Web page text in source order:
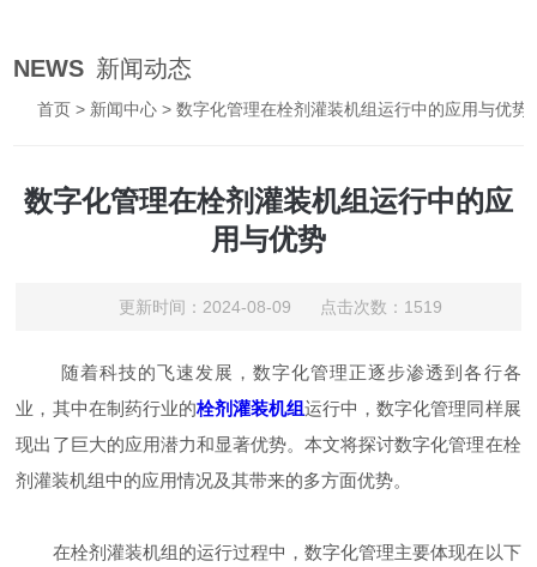
NEWS 新闻动态
首页 > 新闻中心 > 数字化管理在栓剂灌装机组运行中的应用与优势
数字化管理在栓剂灌装机组运行中的应
用与优势
更新时间：2024-08-09 点击次数：1519
随着科技的飞速发展，数字化管理正逐步渗透到各行各
业，其中在制药行业的栓剂灌装机组运行中，数字化管理同样展
现出了巨大的应用潜力和显著优势。本文将探讨数字化管理在栓
剂灌装机组中的应用情况及其带来的多方面优势。
在栓剂灌装机组的运行过程中，数字化管理主要体现在以下